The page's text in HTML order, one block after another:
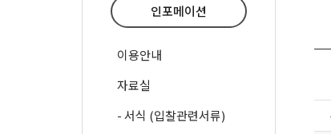
인포메이션
이용안내
자료실
- 서식 (입찰관련서류)